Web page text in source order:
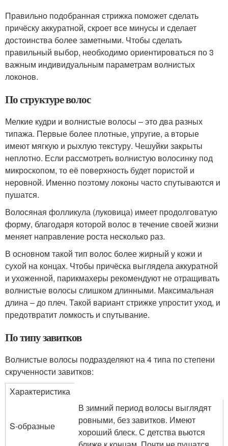
Правильно подобранная стрижка поможет сделать
причёску аккуратной, скроет все минусы и сделает
достоинства более заметными. Чтобы сделать
правильный выбор, необходимо ориентироваться по 3
важным индивидуальным параметрам волнистых
локонов.
По структуре волос
Мелкие кудри и волнистые волосы – это два разных
типажа. Первые более плотные, упругие, а вторые
имеют мягкую и рыхлую текстуру. Чешуйки закрыты
неплотно. Если рассмотреть волнистую волосинку под
микроскопом, то её поверхность будет пористой и
неровной. Именно поэтому локоны часто спутываются и
пушатся.
Волосяная фолликула (луковица) имеет продолговатую
форму, благодаря которой волос в течение своей жизни
меняет направление роста несколько раз.
В основном такой тип волос более жирный у кожи и
сухой на концах. Чтобы причёска выглядела аккуратной
и ухоженной, парикмахеры рекомендуют не отращивать
волнистые волосы слишком длинными. Максимальная
длина – до плеч. Такой вариант стрижке упростит уход, и
предотвратит ломкость и спутывание.
По типу завитков
Волнистые волосы подразделяют на 4 типа по степени
скрученности завитков:
Характеристика
S-образные
В зимний период волосы выглядят
ровными, без завитков. Имеют
хороший блеск. С детства вьются